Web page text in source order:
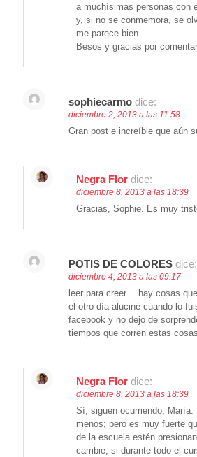
a muchísimas personas con
y, si no se conmemora, se
me parece bien.
Besos y gracias por
sophiecarmo dice:
diciembre 2, 2013 a las 11:58
Gran post e increíble que aún
Negra Flor dice:
diciembre 8, 2013 a las 18:39
Gracias, Sophie. Es muy
POTIS DE COLORES dice:
diciembre 4, 2013 a las 09:17
leer para creer… hay cosas
el otro día aluciné cuando lo
facebook y no dejo de
tiempos que corren estas
Negra Flor dice:
diciembre 8, 2013 a las 18:39
Sí, siguen ocurriendo, María.
menos; pero es muy fuerte
de la escuela estén
cambie, si durante todo el